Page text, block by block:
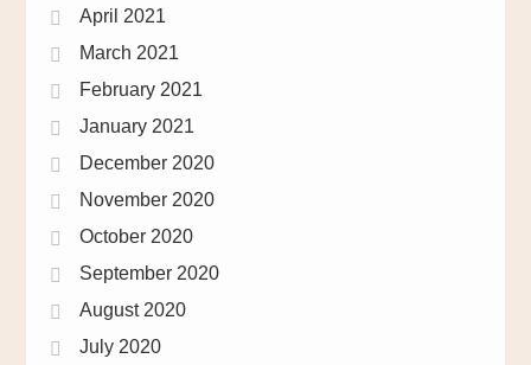
April 2021
March 2021
February 2021
January 2021
December 2020
November 2020
October 2020
September 2020
August 2020
July 2020